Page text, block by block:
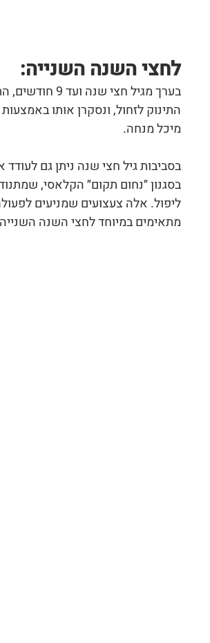
לחצי השנה השנייה:
בערך מגיל
התינוק לזחול, ונסקרן אותו
מיכל מנחה.
בסביבות גיל חצי שנה ניתן גם
בסגנון ״נחום תקום״ הקלאסי,
ליפול. אלה צעצועים שמניעים
מתאימים במיוחד לחצי השנה השנייה